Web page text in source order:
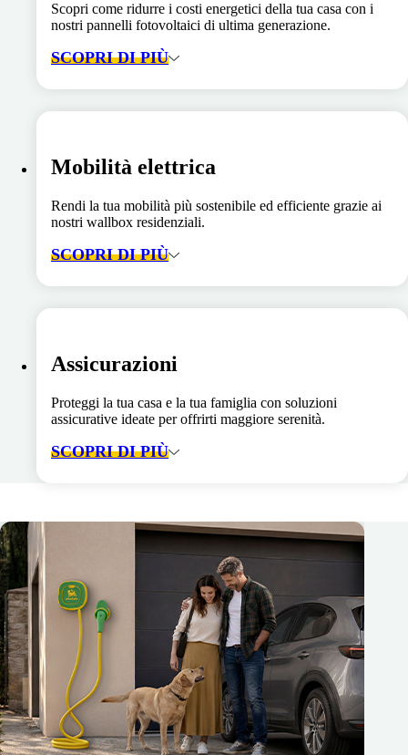
Scopri come ridurre i costi energetici della tua casa con i
nostri pannelli fotovoltaici di ultima generazione.
SCOPRI DI PIÙ
Mobilità elettrica
Rendi la tua mobilità più sostenibile ed efficiente grazie ai
nostri wallbox residenziali.
SCOPRI DI PIÙ
Assicurazioni
Proteggi la tua casa e la tua famiglia con soluzioni
assicurative ideate per offrirti maggiore serenità.
SCOPRI DI PIÙ